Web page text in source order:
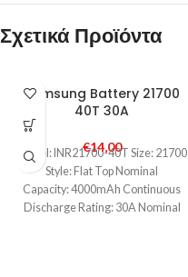
Σχετικά Προϊόντα
Samsung Battery 21700
40T 30A
€14,00
Model: INR21700-40T Size: 21700
Style: Flat Top Nominal
Capacity: 4000mAh Continuous
Discharge Rating: 30A Nominal